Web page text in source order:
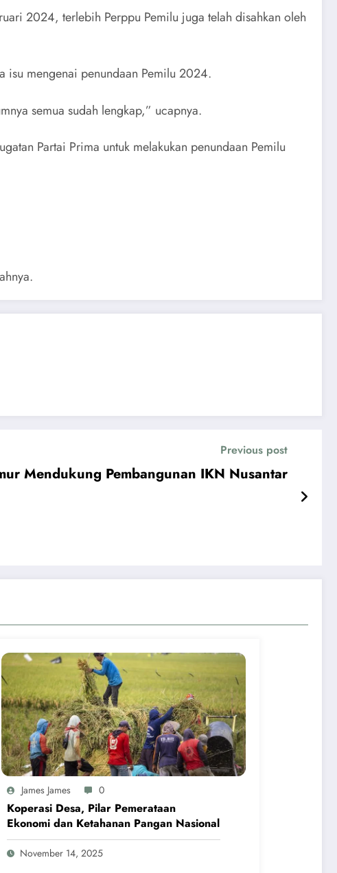
2024, terlebih Perppu Pemilu juga telah disahkan oleh
isu mengenai penundaan Pemilu 2024.
semua sudah lengkap,” ucapnya.
Partai Prima untuk melakukan penundaan Pemilu
Previous post
Mendukung Pembangunan IKN Nusantar
James James 0
Koperasi Desa, Pilar Pemerataan
Ekonomi dan Ketahanan Pangan Nasional
November 14, 2025